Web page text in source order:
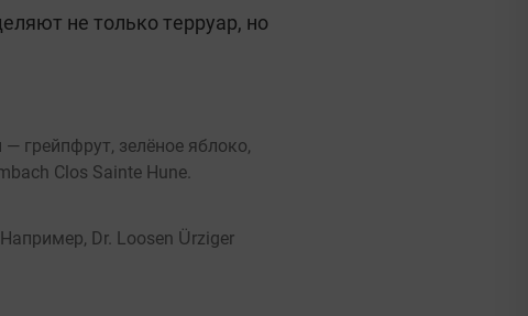
не только терруар, но
грейпфрут, зелёное яблоко,
Clos Sainte Hune.
Dr. Loosen Ürziger